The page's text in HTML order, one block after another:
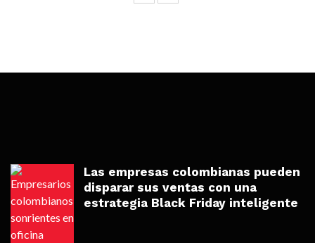
Las empresas colombianas pueden
disparar sus ventas con una
estrategia Black Friday inteligente